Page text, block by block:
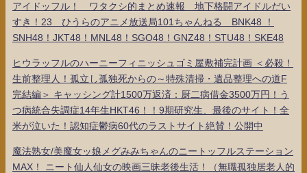
アイドッフル！ ワタクシ的まとめ速報 地下格闘アイドルだい
すき！23 ひうらのアニメ放送局101ちゃんねる BNK48 ！
SNH48！JKT48！MNL48！SGO48！GNZ48！STU48！SKE48
ヒウラッフルのハーニーフィニッシュゴミ屋敷補完計画 ＜必殺！
生前整理人！孤立し孤独死からの～特殊清掃・遺品整理への道F
完結編＞ キャッシング計1500万返済：厨二病借金3500万円！う
つ病統合失調症14年生HKT46！！9期研究生、最後のサイト！全
米が泣いた！認知症鬱病60代のラストサイト絶賛！公開中
魔法熟女/美魔女ッ娘メグみみちゃんのニートッフルステーション
MAX！ ニート仙人仙女の映画三昧老後生活！（無職孤独居老人的